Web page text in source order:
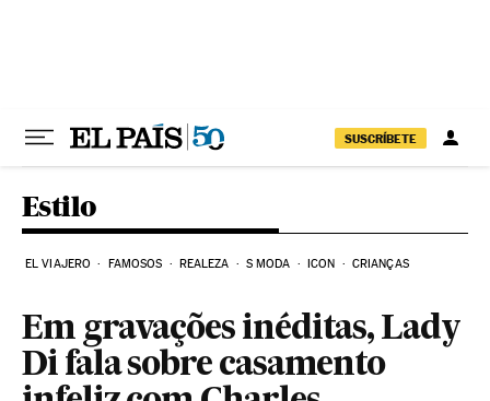
SUSCRÍBETE
Estilo
EL VIAJERO FAMOSOS REALEZA S MODA ICON CRIANÇAS
Em gravações inéditas, Lady
Di fala sobre casamento